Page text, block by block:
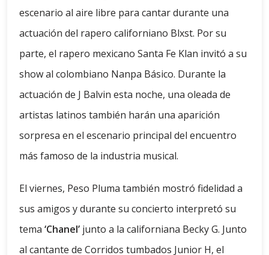
escenario al aire libre para cantar durante una
actuación del rapero californiano Blxst. Por su
parte, el rapero mexicano Santa Fe Klan invitó a su
show al colombiano Nanpa Básico. Durante la
actuación de J Balvin esta noche, una oleada de
artistas latinos también harán una aparición
sorpresa en el escenario principal del encuentro
más famoso de la industria musical.
El viernes, Peso Pluma también mostró fidelidad a
sus amigos y durante su concierto interpretó su
tema ‘Chanel’ junto a la californiana Becky G. Junto
al cantante de Corridos tumbados Junior H, el